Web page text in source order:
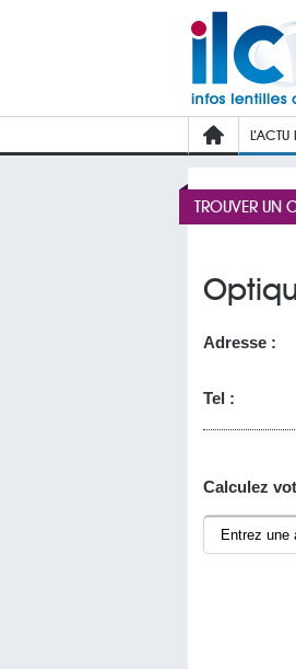
TROUVER UN
Adresse :
Tel :
Calculez